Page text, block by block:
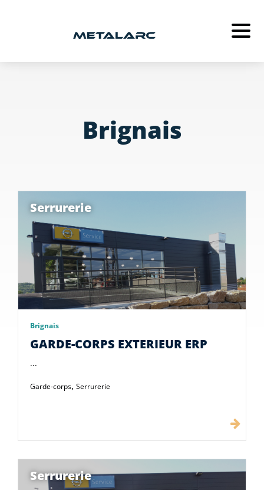
MÉTALLERIE
MENUISERIE
RECRUTEMENT
CONTACT
Brignais
Serrurerie
Brignais
GARDE-CORPS EXTERIEUR ERP
...
Garde-corps, Serrurerie
Serrurerie